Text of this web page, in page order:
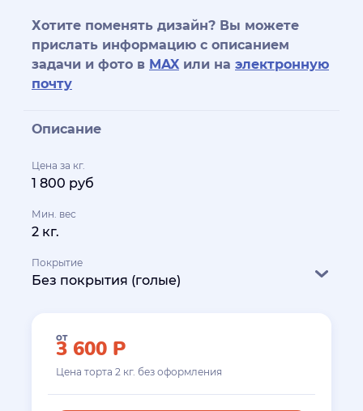
Хотите поменять дизайн? Вы можете
прислать информацию с описанием
задачи и фото в MAX или на электронную
почту
Описание
Цена за кг.
1 800 руб
Мин. вес
2 кг.
Покрытие
Без покрытия (голые)
от
3 600 Р
Цена торта 2 кг. без оформления